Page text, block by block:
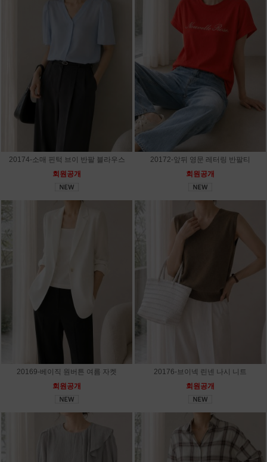
20174-소매 핀턱 브이 반팔 블라우스
회원공개
20172-앞뒤 영문 레터링 반팔티
회원공개
20169-베이직 원버튼 여름 자켓
회원공개
20176-브이넥 린넨 나시 니트
회원공개